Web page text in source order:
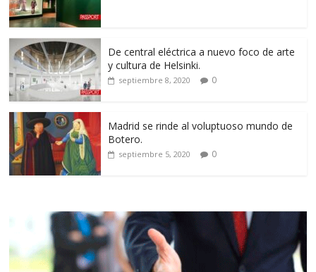
De central eléctrica a nuevo foco de arte
y cultura de Helsinki.
septiembre 8, 2020 0
Madrid se rinde al voluptuoso mundo de
Botero.
septiembre 5, 2020 0